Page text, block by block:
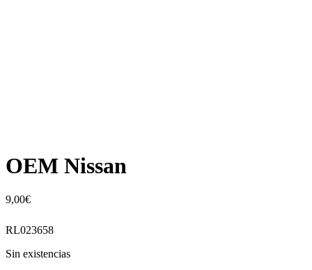
OEM Nissan
9,00€
RL023658
Sin existencias